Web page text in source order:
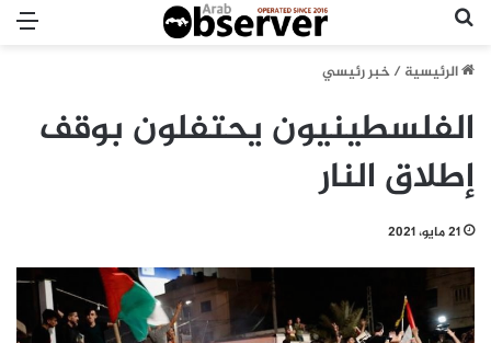
الرئيسية/خبر رئيسي
الفلسطينيون يحتفلون بوقف
إطلاق النار
21 مايو، 2021